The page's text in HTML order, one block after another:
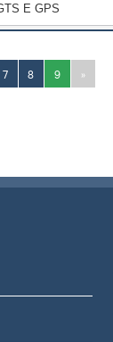
E GPS
7 8 9 »